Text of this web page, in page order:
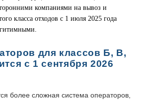
компаниями на вывоз и
класса отходов с 1 июля 2025 года
для классов Б, В,
с 1 сентября 2026
более сложная система операторов,